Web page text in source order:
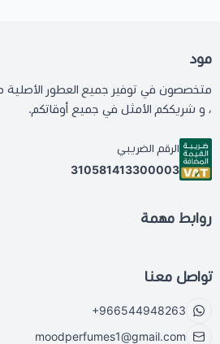
مود
متخصصون في توفير جميع العطور الأصلية
، و شريككم الأمثل في جميع أوقاتكم.
الرقم الضريبي
310581413300003
روابط مهمة
تواصل معنا
+966544948263
moodperfumes1@gmail.com